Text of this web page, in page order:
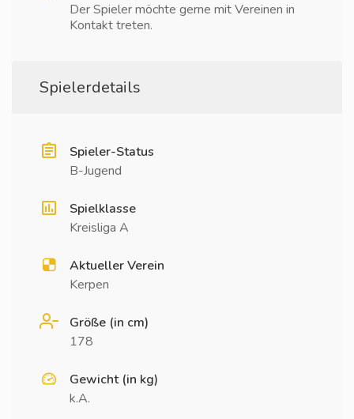
Der Spieler möchte gerne mit Vereinen in
Kontakt treten.
Spielerdetails
Spieler-Status
B-Jugend
Spielklasse
Kreisliga A
Aktueller Verein
Kerpen
Größe (in cm)
178
Gewicht (in kg)
k.A.